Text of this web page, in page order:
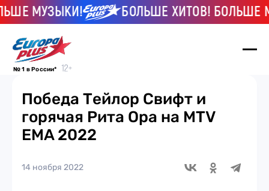
МУЗЫКИ! БОЛЬШЕ ХИТОВ! БОЛЬШЕ
№ 1 в России*
Победа Тейлор Свифт и
горячая Рита Ора на MTV
EMA 2022
14 ноября 2022